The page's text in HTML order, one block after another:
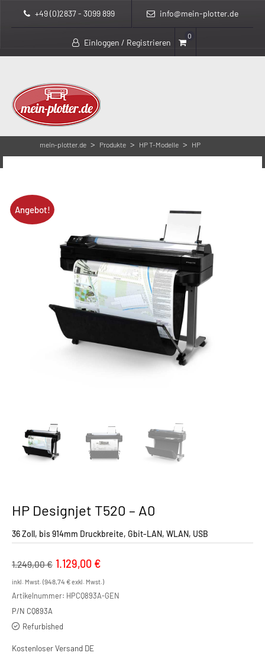
+49 (0)2837 - 3099 899 info@mein-plotter.de
Einloggen / Registrieren
0
mein-plotter.de > Produkte > HP T-Modelle >
HP
>
Angebot!
HP Designjet T520 – A0
36 Zoll, bis 914mm Druckbreite, Gbit-LAN, WLAN, USB
1.249,00€ Ursprünglicher
Preis
war:
1.129,00 €
Preis
ist:
inkl. Mwst. (948,74 €exkl. Mwst.)
Artikelnummer: HPCQ893A-GEN
P/N CQ893A
Refurbished
Kostenloser Versand DE